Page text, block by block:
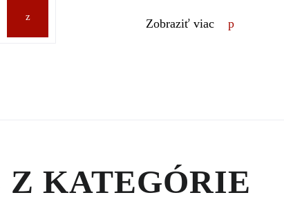
Zobraziť viac
Z KATEGÓRIE